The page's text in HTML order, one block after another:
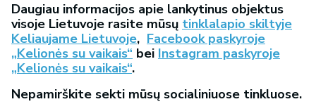
Daugiau informacijos apie lankytinus objektus
visoje Lietuvoje rasite mūsų tinklalapio skiltyje
Keliaujame Lietuvoje, Facebook paskyroje
„Kelionės su vaikais“ bei Instagram paskyroje
„Kelionės su vaikais“.
Nepamirškite sekti mūsų socialiniuose tinkluose.